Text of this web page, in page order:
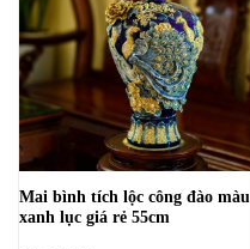
Mai bình tích lộc công đào màu
xanh lục giá rẻ 55cm